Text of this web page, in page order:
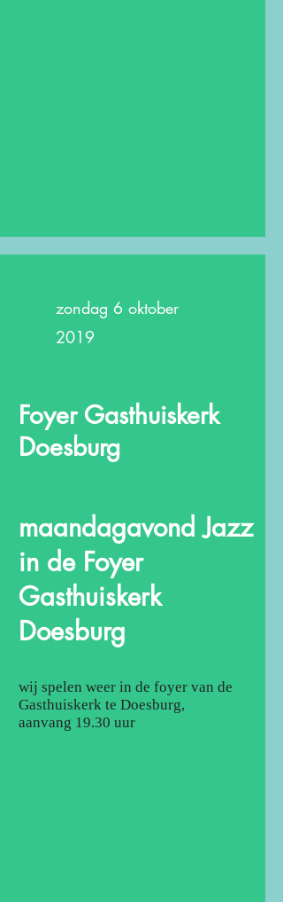
zondag 6 oktober
2019
Foyer Gasthuiskerk
Doesburg
maandagavond Jazz
in de Foyer
Gasthuiskerk
Doesburg
wij spelen weer in de foyer van de
Gasthuiskerk te Doesburg,
aanvang 19.30 uur